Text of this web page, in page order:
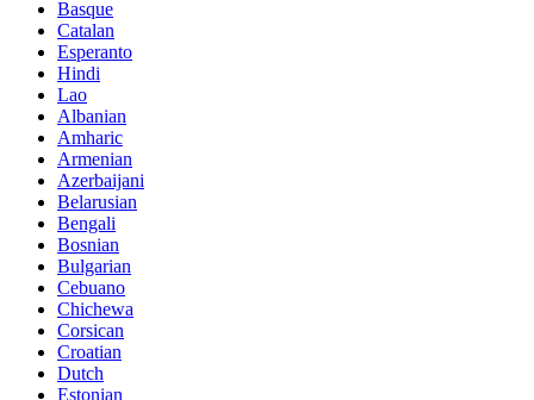
Basque
Catalan
Esperanto
Hindi
Lao
Albanian
Amharic
Armenian
Azerbaijani
Belarusian
Bengali
Bosnian
Bulgarian
Cebuano
Chichewa
Corsican
Croatian
Dutch
Estonian